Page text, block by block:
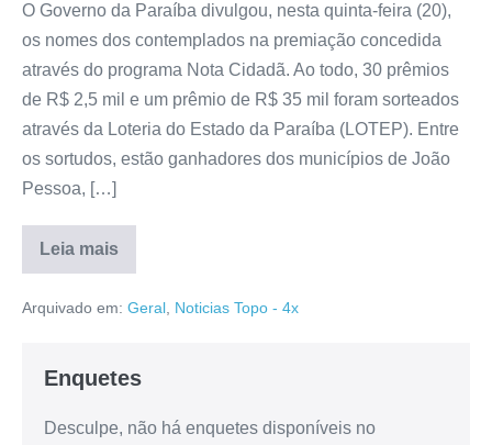
O Governo da Paraíba divulgou, nesta quinta-feira (20),
os nomes dos contemplados na premiação concedida
através do programa Nota Cidadã. Ao todo, 30 prêmios
de R$ 2,5 mil e um prêmio de R$ 35 mil foram sorteados
através da Loteria do Estado da Paraíba (LOTEP). Entre
os sortudos, estão ganhadores dos municípios de João
Pessoa, […]
Leia mais
Arquivado em: Geral, Noticias Topo - 4x
Enquetes
Desculpe, não há enquetes disponíveis no